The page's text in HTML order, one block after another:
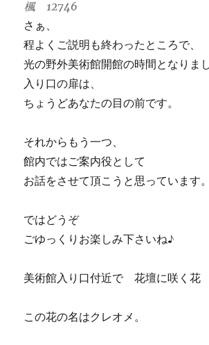
楓 12746
さぁ、
程よくご説明も終わったところで、
光の野外美術館開館の時間となりまし
入り口の扉は、
ちょうどあなたの目の前です。
それからもう一つ、
館内ではご案内役として
お話をさせて頂こうと思っています。
ではどうぞ
ごゆっくりお楽しみ下さいね♪
美術館入り口付近で 花壇に咲く花
この花の名はクレオメ。